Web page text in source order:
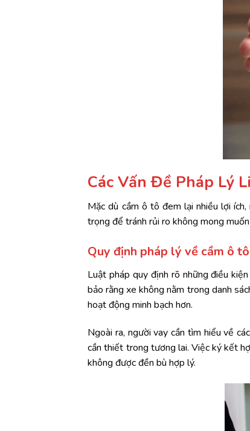
Các Vấn Đề Pháp Lý
Mặc dù cầm ô tô đem lại nhiều lợi
trọng để tránh rủi ro không mong
Quy định pháp lý về cầm ô tô
Luật pháp quy định rõ những điều
bảo rằng xe không nằm trong danh
hoạt động minh bạch hơn.
Ngoài ra, người vay cần tìm hiểu về
cần thiết trong tương lai. Việc ký kết
không được đền bù hợp lý.